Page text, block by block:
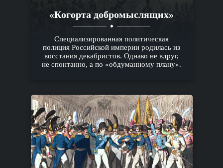
«Когорта добромыслящих»
Специализированная политическая
полиция Российской империи родилась из
восстания декабристов. Однако не вдруг,
не спонтанно, а по «обдуманному плану».